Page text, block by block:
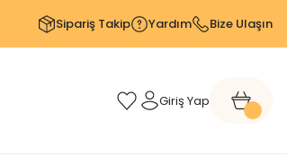
Sipariş Takip Yardım Bize Ulaşın
Giriş Yap